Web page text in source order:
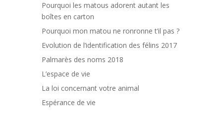
Pourquoi les matous adorent autant les
boîtes en carton
Pourquoi mon matou ne ronronne t’il pas ?
Evolution de l’identification des félins 2017
Palmarès des noms 2018
L’espace de vie
La loi concernant votre animal
Espérance de vie